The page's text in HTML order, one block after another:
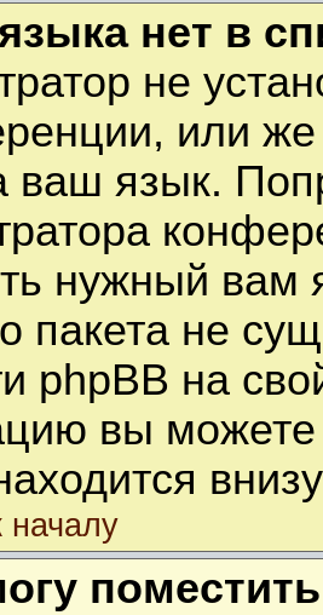
нет в
не
или же
ваш язык.
нужный вам
пакета не
phpBB на
вы можете
началу